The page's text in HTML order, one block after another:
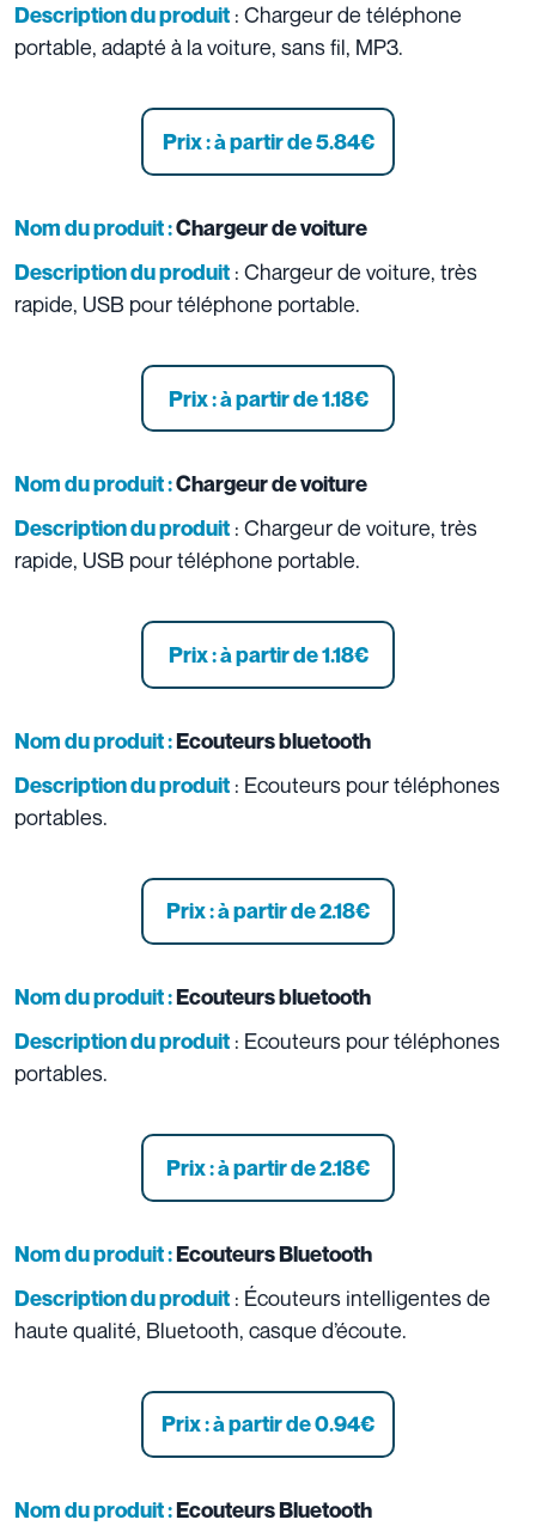
Description du produit : Chargeur de téléphone
portable, adapté à la voiture, sans fil, MP3.
Prix : à partir de 5.84€
Nom du produit :Chargeur de voiture
Description du produit : Chargeur de voiture, très
rapide, USB pour téléphone portable.
Prix : à partir de 1.18€
Nom du produit :Chargeur de voiture
Description du produit : Chargeur de voiture, très
rapide, USB pour téléphone portable.
Prix : à partir de 1.18€
Nom du produit :Ecouteurs bluetooth
Description du produit : Ecouteurs pour téléphones
portables.
Prix : à partir de 2.18€
Nom du produit :Ecouteurs bluetooth
Description du produit : Ecouteurs pour téléphones
portables.
Prix : à partir de 2.18€
Nom du produit :Ecouteurs Bluetooth
Description du produit : Écouteurs intelligentes de
haute qualité, Bluetooth, casque d’écoute.
Prix : à partir de 0.94€
Nom du produit :Ecouteurs Bluetooth